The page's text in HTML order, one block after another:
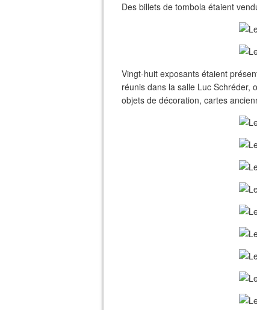
Des billets de tombola étaient
Vingt-huit exposants étaient
réunis dans la salle Luc Schréder,
objets de décoration, cartes